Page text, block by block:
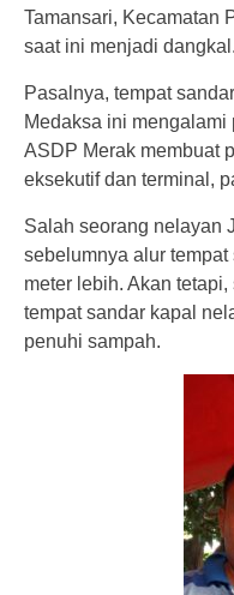
Tamansari, Kecamatan
saat ini menjadi dangkal.
Pasalnya, tempat
Medaksa ini mengalami
ASDP Merak membuat
eksekutif dan terminal,
Salah seorang nelayan
sebelumnya alur
meter lebih. Akan
tempat sandar kapal
penuhi sampah.